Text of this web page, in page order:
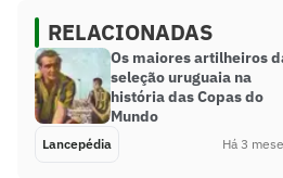
RELACIONADAS
Os maiores artilheiros
seleção uruguaia na
história das Copas do
Mundo
Lancepédia Há 3